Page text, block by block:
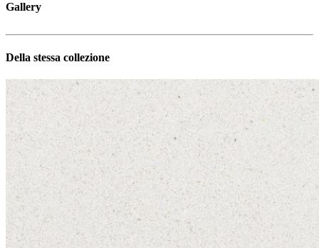
Gallery
Della stessa collezione